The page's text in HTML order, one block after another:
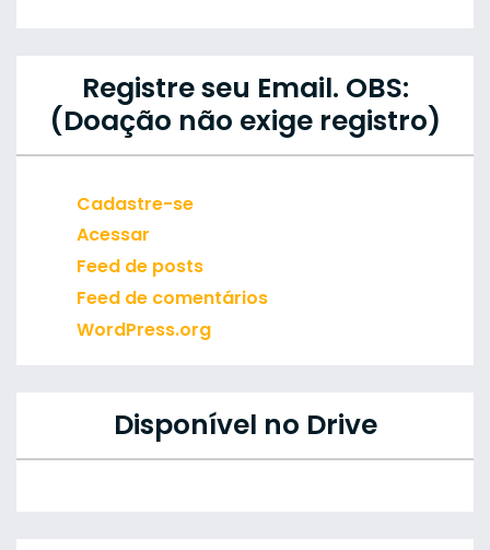
Registre seu Email. OBS:
(Doação não exige registro)
Cadastre-se
Acessar
Feed de posts
Feed de comentários
WordPress.org
Disponível no Drive